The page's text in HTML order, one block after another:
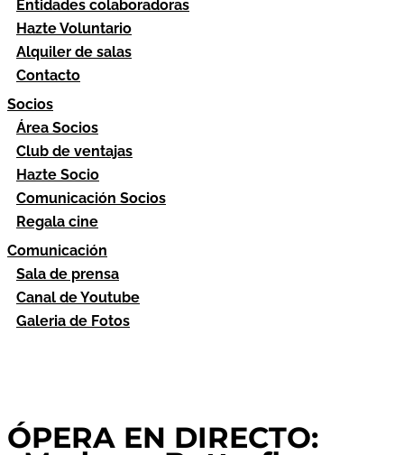
Entidades colaboradoras
Hazte Voluntario
Alquiler de salas
Contacto
Socios
Área Socios
Club de ventajas
Hazte Socio
Comunicación Socios
Regala cine
Comunicación
Sala de prensa
Canal de Youtube
Galeria de Fotos
ÓPERA EN DIRECTO: